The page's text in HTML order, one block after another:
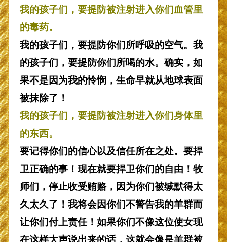
我的孩子们，要提防被注射进入你们血管里
的毒药。
我的孩子们，要提防你们所呼吸的空气。我
的孩子们，要提防你们所喝的水。确实，如
果不是因为我的怜悯，生命早就从地球表面
被抹除了！
我的孩子们，要提防被注射进入你们身体里
的东西。
要记得你们的信心以及信任所在之处。要捍
卫正确的事！现在就要捍卫你们的自由！牧
师们，停止收受贿赂，因为你们被缄默得太
久太久了！我将会因你们不警告我的羊群而
让你们付上责任！如果你们不像这位使女现
在这样大声说出来的话，这就会像是羊群被